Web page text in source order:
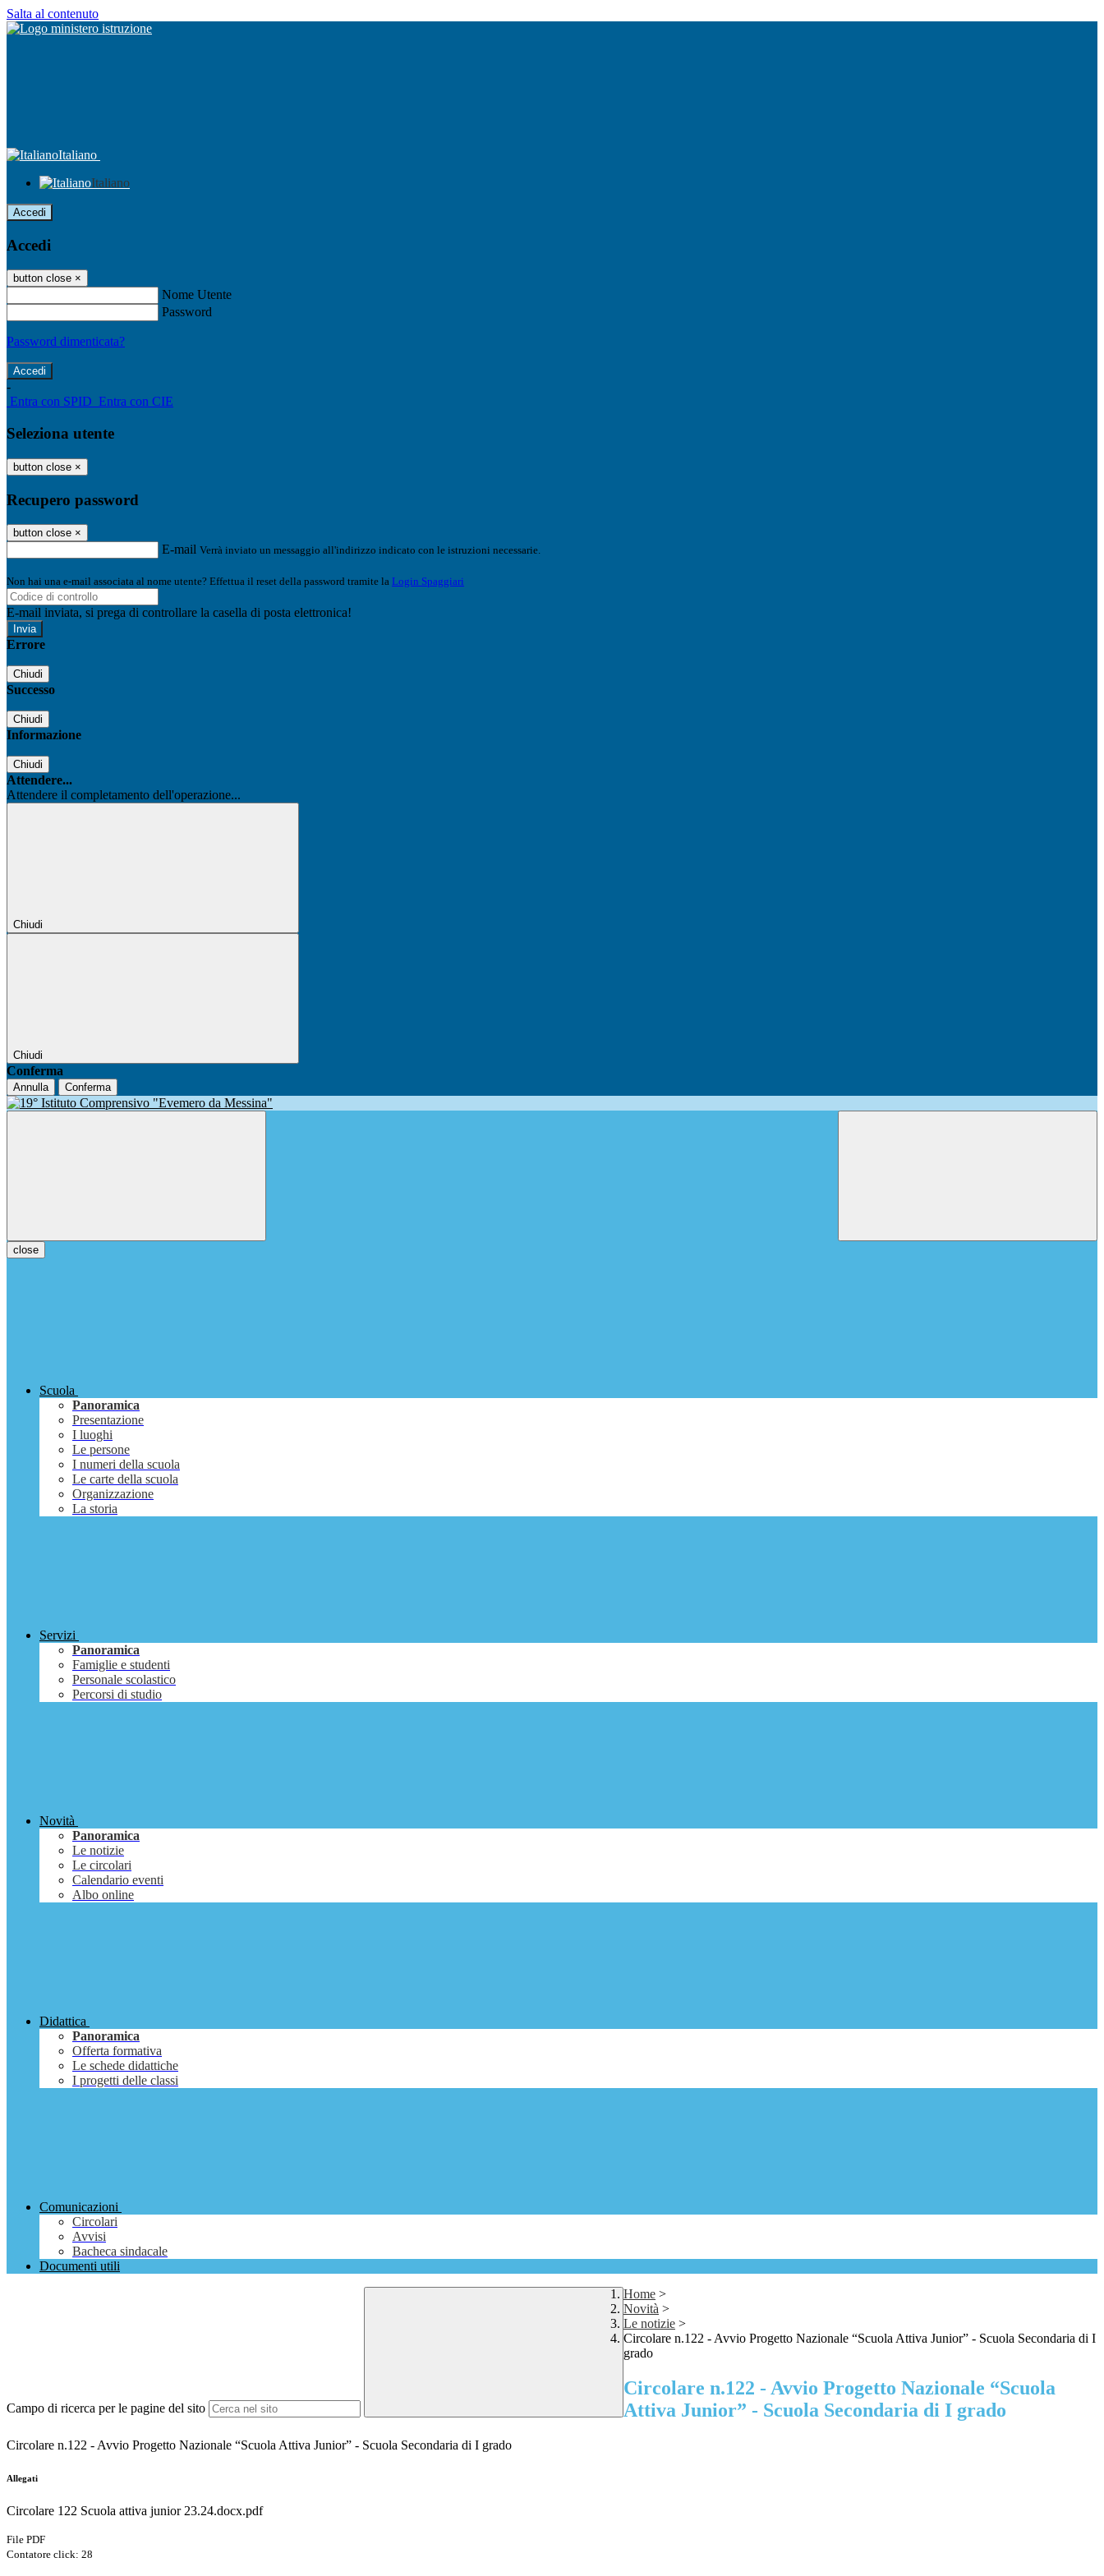
Salta al contenuto
Italiano
Italiano
Accedi
Accedi
button close ×
Nome Utente
Password
Password dimenticata?
-
Entra con SPID Entra con CIE
Seleziona utente
button close ×
Recupero password
button close ×
E-mail Verrà inviato un messaggio all'indirizzo indicato con le istruzioni necessarie.
Non hai una e-mail associata al nome utente? Effettua il reset della password tramite la Login Spaggiari
E-mail inviata, si prega di controllare la casella di posta elettronica!
Errore
Chiudi
Successo
Chiudi
Informazione
Chiudi
Attendere...
Attendere il completamento dell'operazione...
Chiudi
Chiudi
Conferma
Annulla Conferma
close
Scuola
Panoramica
Presentazione
I luoghi
Le persone
I numeri della scuola
Le carte della scuola
Organizzazione
La storia
Servizi
Panoramica
Famiglie e studenti
Personale scolastico
Percorsi di studio
Novità
Panoramica
Le notizie
Le circolari
Calendario eventi
Albo online
Didattica
Panoramica
Offerta formativa
Le schede didattiche
I progetti delle classi
Comunicazioni
Circolari
Avvisi
Bacheca sindacale
Documenti utili
Campo di ricerca per le pagine del sito
Home >
Novità >
Le notizie >
Circolare n.122 - Avvio Progetto Nazionale “Scuola Attiva Junior” - Scuola Secondaria di I
grado
Circolare n.122 - Avvio Progetto Nazionale “Scuola
Attiva Junior” - Scuola Secondaria di I grado
Circolare n.122 - Avvio Progetto Nazionale “Scuola Attiva Junior” - Scuola Secondaria di I grado
Allegati
Circolare 122 Scuola attiva junior 23.24.docx.pdf
File PDF
Contatore click: 28